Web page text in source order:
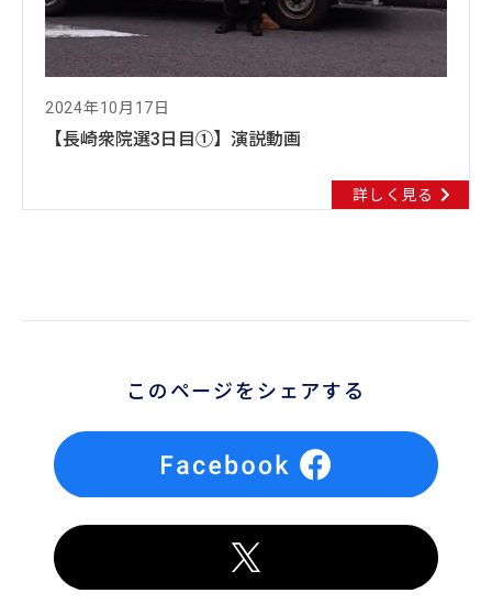
2024年10月17日
【長崎衆院選3日目①】演説動画
詳しく見る
このページをシェアする